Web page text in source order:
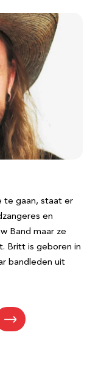
te gaan, staat er
en
Band maar ze
Britt is geboren in
bandleden uit